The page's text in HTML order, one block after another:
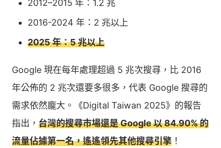
2012–2015 年：1.2 兆
2016-2024 年：2 兆以上
2025 年：5 兆以上
Google 現在每年處理超過 5 兆次搜尋，比 2016
年公佈的 2 兆次還要多很多，代表 Google 搜尋的
需求依然龐大。《Digital Taiwan 2025》的報告
指出， 台灣的搜尋市場還是 Google 以 84.90% 的
流量佔據第一名，遙遙領先其他搜尋引擎 ！